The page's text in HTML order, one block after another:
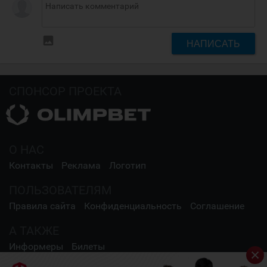
НАПИСАТЬ
Контакты Реклама Логотип
Правила сайта Конфиденциальность Соглашение
Информеры Билеты